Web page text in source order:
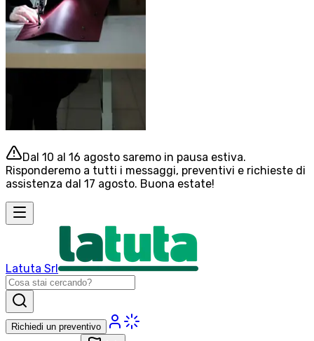
Dal 10 al 16 agosto saremo in pausa estiva.
Risponderemo a tutti i messaggi, preventivi e richieste di
assistenza dal 17 agosto. Buona estate!
Latuta Srl
Richiedi un preventivo